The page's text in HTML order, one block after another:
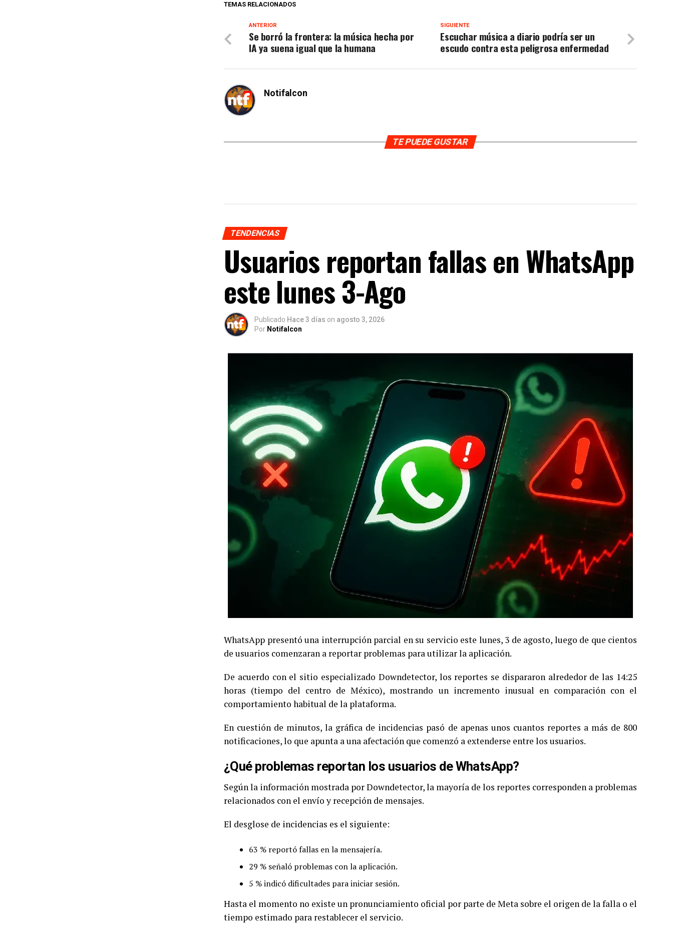
TEMAS RELACIONADOS
SIGUIENTE
Escuchar música a diario podría ser un
escudo contra esta peligrosa enfermedad
ANTERIOR
Se borró la frontera: la música hecha por
IA ya suena igual que la humana
Notifalcon
TE PUEDE GUSTAR
TENDENCIAS
Usuarios reportan fallas en WhatsApp
este lunes 3-Ago
Publicado Hace 3 días on agosto 3, 2026
Por Notifalcon
WhatsApp presentó una interrupción parcial en su servicio este lunes, 3 de agosto, luego de que cientos
de usuarios comenzaran a reportar problemas para utilizar la aplicación.
De acuerdo con el sitio especializado Downdetector, los reportes se dispararon alrededor de las 14:25
horas (tiempo del centro de México), mostrando un incremento inusual en comparación con el
comportamiento habitual de la plataforma.
En cuestión de minutos, la gráfica de incidencias pasó de apenas unos cuantos reportes a más de 800
notificaciones, lo que apunta a una afectación que comenzó a extenderse entre los usuarios.
¿Qué problemas reportan los usuarios de WhatsApp?
Según la información mostrada por Downdetector, la mayoría de los reportes corresponden a problemas
relacionados con el envío y recepción de mensajes.
El desglose de incidencias es el siguiente:
63 % reportó fallas en la mensajería.
29 % señaló problemas con la aplicación.
5 % indicó dificultades para iniciar sesión.
Hasta el momento no existe un pronunciamiento oficial por parte de Meta sobre el origen de la falla o el
tiempo estimado para restablecer el servicio.